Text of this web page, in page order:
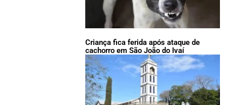
Criança fica ferida após ataque de
cachorro em São João do Ivaí